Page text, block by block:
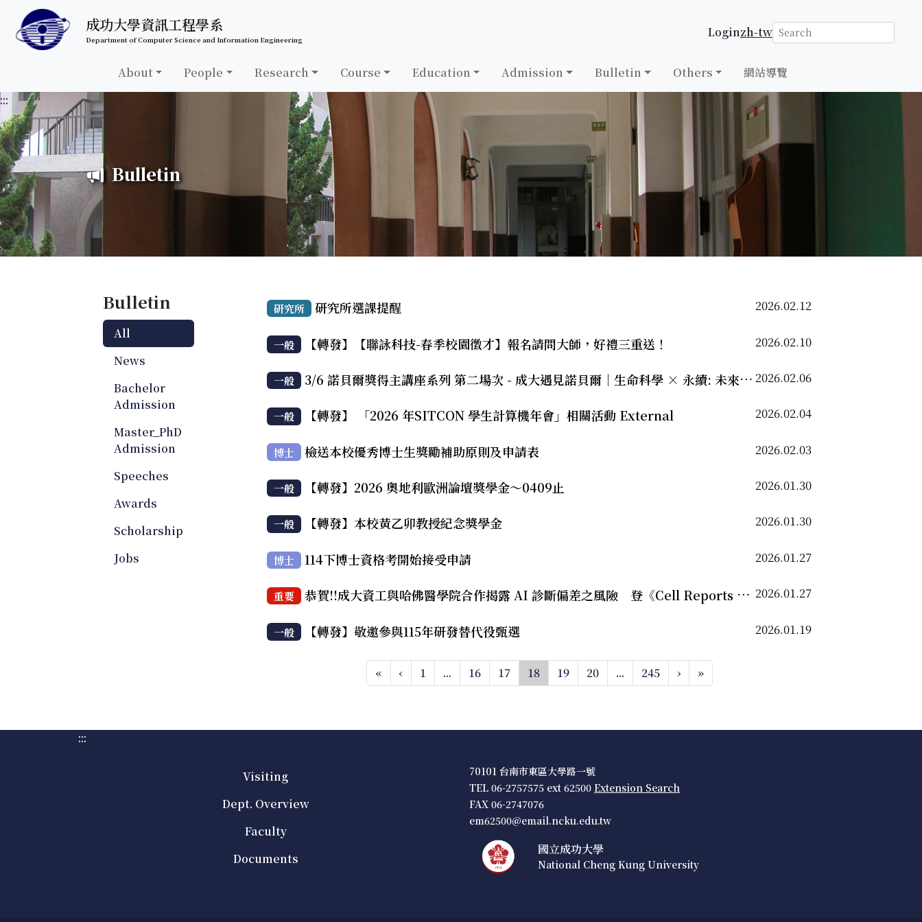
跳至中央內容區塊
成功大學資訊工程學系
Department of Computer Science and Information Engineering Loginzh-tw
About People Research Course Education Admission Bulletin Others
網站導覽
:::
Bulletin
Bulletin
All
News
Bachelor
Admission
Master_PhD
Admission
Speeches
Awards
Scholarship
Jobs
研究所 研究所選課提醒 2026.02.12
一般 【轉發】【聯詠科技-春季校園徵才】報名請問大師，好禮三重送！ 2026.02.10
一般 3/6 諾貝爾獎得主講座系列 第二場次 - 成大遇見諾貝爾｜生命科學 × 永續: 未來的啟示 2026.02.06
一般 【轉發】 「2026 年SITCON 學生計算機年會」相關活動 External 2026.02.04
博士 檢送本校優秀博士生獎勵補助原則及申請表 2026.02.03
一般 【轉發】2026 奧地利歐洲論壇獎學金～0409止 2026.01.30
一般 【轉發】本校黃乙卯教授紀念獎學金 2026.01.30
博士 114下博士資格考開始接受申請 2026.01.27
重要 恭賀!!成大資工與哈佛醫學院合作揭露 AI 診斷偏差之風險 登《Cell Reports Medicine》封面論文 2026.01.27
一般 【轉發】敬邀參與115年研發替代役甄選 2026.01.19
« ‹ 1 ... 16 17 18 19 20 ... 245 › »
:::
Visiting
Dept. Overview
Faculty
Documents
70101 台南市東區大學路一號
TEL 06-2757575 ext 62500 Extension Search
FAX 06-2747076
em62500@email.ncku.edu.tw
國立成功大學
National Cheng Kung University